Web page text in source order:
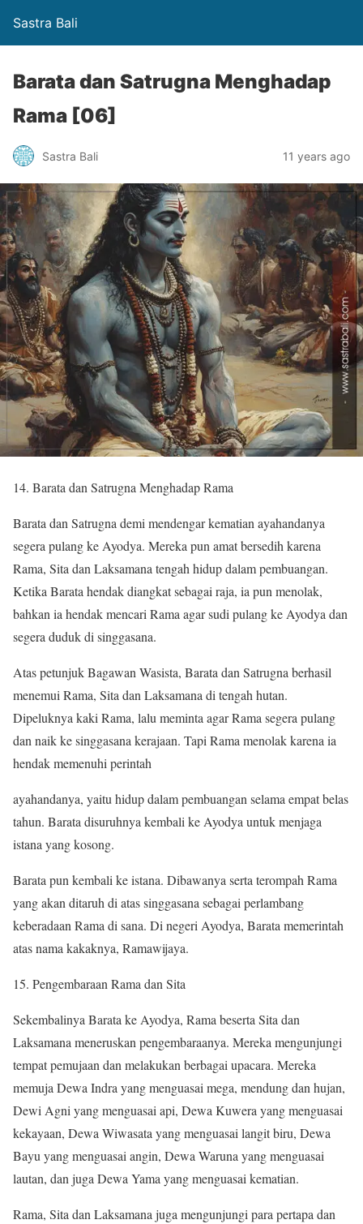
Sastra Bali
Barata dan Satrugna Menghadap
Rama [06]
Sastra Bali 11 years ago
14. Barata dan Satrugna Menghadap Rama
Barata dan Satrugna demi mendengar kematian ayahandanya
segera pulang ke Ayodya. Mereka pun amat bersedih karena
Rama, Sita dan Laksamana tengah hidup dalam pembuangan.
Ketika Barata hendak diangkat sebagai raja, ia pun menolak,
bahkan ia hendak mencari Rama agar sudi pulang ke Ayodya dan
segera duduk di singgasana.
Atas petunjuk Bagawan Wasista, Barata dan Satrugna berhasil
menemui Rama, Sita dan Laksamana di tengah hutan.
Dipeluknya kaki Rama, lalu meminta agar Rama segera pulang
dan naik ke singgasana kerajaan. Tapi Rama menolak karena ia
hendak memenuhi perintah
ayahandanya, yaitu hidup dalam pembuangan selama empat belas
tahun. Barata disuruhnya kembali ke Ayodya untuk menjaga
istana yang kosong.
Barata pun kembali ke istana. Dibawanya serta terompah Rama
yang akan ditaruh di atas singgasana sebagai perlambang
keberadaan Rama di sana. Di negeri Ayodya, Barata memerintah
atas nama kakaknya, Ramawijaya.
15. Pengembaraan Rama dan Sita
Sekembalinya Barata ke Ayodya, Rama beserta Sita dan
Laksamana meneruskan pengembaraanya. Mereka mengunjungi
tempat pemujaan dan melakukan berbagai upacara. Mereka
memuja Dewa Indra yang menguasai mega, mendung dan hujan,
Dewi Agni yang menguasai api, Dewa Kuwera yang menguasai
kekayaan, Dewa Wiwasata yang menguasai langit biru, Dewa
Bayu yang menguasai angin, Dewa Waruna yang menguasai
lautan, dan juga Dewa Yama yang menguasai kematian.
Rama, Sita dan Laksamana juga mengunjungi para pertapa dan